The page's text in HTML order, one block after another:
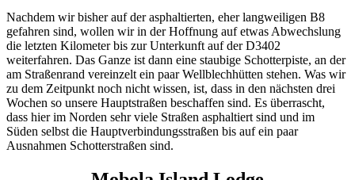
Nachdem wir bisher auf der asphaltierten, eher langweiligen B8
gefahren sind, wollen wir in der Hoffnung auf etwas Abwechslung
die letzten Kilometer bis zur Unterkunft auf der D3402
weiterfahren. Das Ganze ist dann eine staubige Schotterpiste, an der
am Straßenrand vereinzelt ein paar Wellblechhütten stehen. Was wir
zu dem Zeitpunkt noch nicht wissen, ist, dass in den nächsten drei
Wochen so unsere Hauptstraßen beschaffen sind. Es überrascht,
dass hier im Norden sehr viele Straßen asphaltiert sind und im
Süden selbst die Hauptverbindungsstraßen bis auf ein paar
Ausnahmen Schotterstraßen sind.